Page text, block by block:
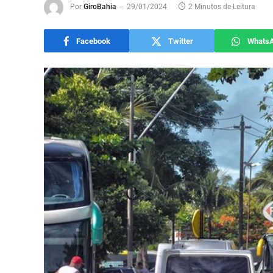
Por GiroBahia 29/01/2024 2 Minutos de Leitura
Facebook Twitter